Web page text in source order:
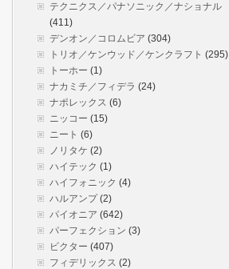
テクニクス／パナソニック／ナショナル
(411)
デンオン／コロムビア (304)
トリオ／ケンウッド／ケンクラフト (295)
トーホー (1)
ナカミチ／フィデラ (24)
ナポレックス (6)
ニッコー (15)
ニート (6)
ノリタケ (2)
ハイテック (1)
ハイフォニック (4)
ハルアンプ(2)
パイオニア (642)
パーフェクション (3)
ビクター (407)
フィデリックス (2)